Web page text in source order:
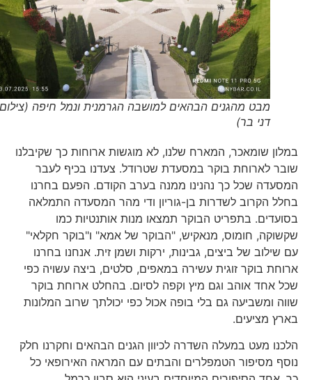
מבט מהגנים הבהאים למושבה הגרמנית ונמל חיפה (צילום
דני בר)
במלון שומאכר, המארח שלנו, לא מוגשות ארוחות כך שקיבלנו
שובר לארוחת בוקר במסעדת שטרודל. צעדנו בכיף לעבר
המסעדה שכל כך נהנינו ממנה בערב הקודם. הפעם בחרנו
בחלל הקרוב לשדרות בן-גוריון ודי מהר המסעדה התמלאה
בסועדים. בתפריט הבוקר תמצאו מנות אותנטיות כמו
שקשוקה, חומוס, מנאקיש, "הבוקר של אמא" ו"בוקר חקלאי"
עם שילוב של ביצים, גבינות, ירקות ושמן זית. אנחנו בחרנו
ארוחת בוקר זוגית עשירה במאפים, סלטים, ביצה עשויה כפי
שכל אחד אוהב וגם מיץ וקפה לסיום. בהחלט ארוחת בוקר
שווה ומשביעה גם בלי בופה אכול כפי יכולתך שרוב המלונות
בארץ מציעים.
הלכנו מעט במעלה השדרה לכיוון הגנים הבהאים וחקרנו חלק
נוסף מסיפור הטמפלרים והבתים עם המראה האירופאי כל